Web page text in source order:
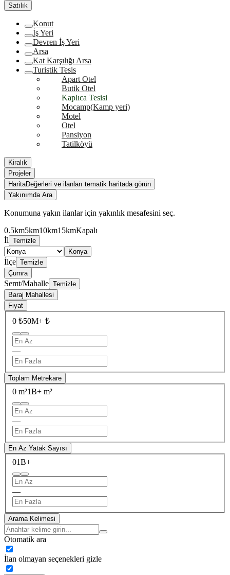
Satılık
Konut
İş Yeri
Devren İş Yeri
Arsa
Kat Karşılığı Arsa
Turistik Tesis
Apart Otel
Butik Otel
Kaplıca Tesisi
Mocamp(Kamp yeri)
Motel
Otel
Pansiyon
Tatilköyü
Kiralık
Projeler
HaritaDeğerleri ve ilanları tematik haritada görün
Yakınımda Ara
Konumuna yakın ilanlar için yakınlık mesafesini seç.
0.5km5km10km15kmKapalı
İl Temizle
Konya
İlçe Temizle
Çumra
Semt/Mahalle Temizle
Baraj Mahallesi
Fiyat
0 ₺50M+ ₺
—
Toplam Metrekare
0 m²1B+ m²
—
En Az Yatak Sayısı
01B+
—
Arama Kelimesi
Otomatik ara
İlan olmayan seçenekleri gizle